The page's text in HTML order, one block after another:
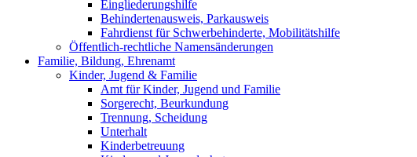
Eingliederungshilfe
Behindertenausweis, Parkausweis
Fahrdienst für Schwerbehinderte, Mobilitätshilfe
Öffentlich-rechtliche Namensänderungen
Familie, Bildung, Ehrenamt
Kinder, Jugend & Familie
Amt für Kinder, Jugend und Familie
Sorgerecht, Beurkundung
Trennung, Scheidung
Unterhalt
Kinderbetreuung